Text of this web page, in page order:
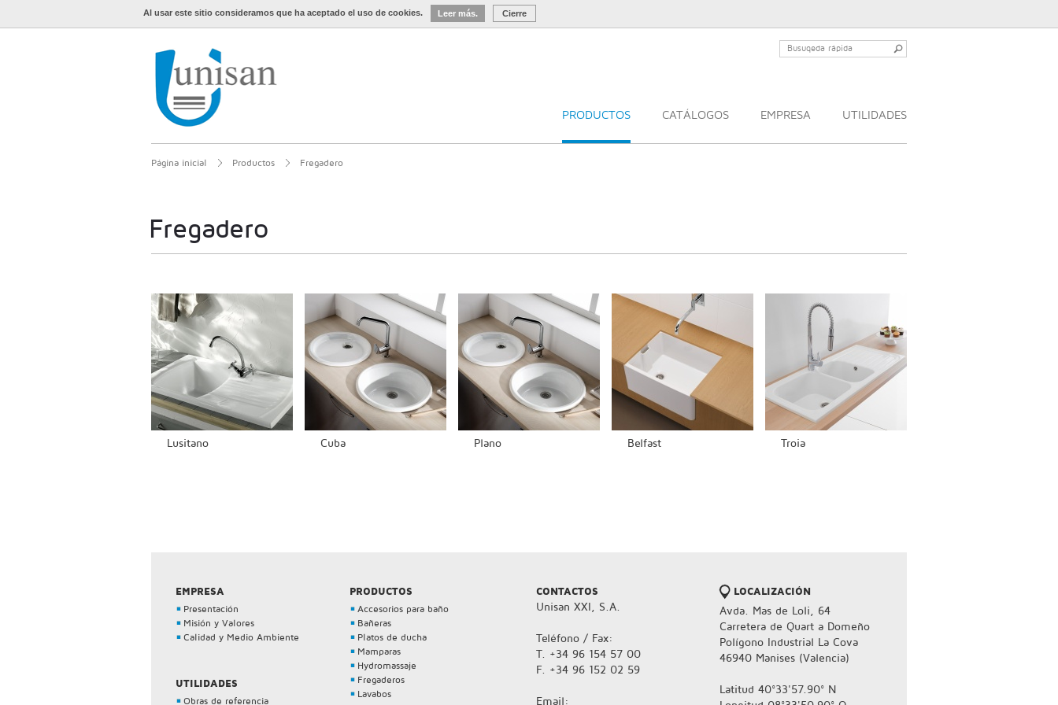
Al usar este sitio consideramos que ha aceptado el uso de cookies. Leer más. Cierre
PRODUCTOS CATÁLOGOS EMPRESA UTILIDADES
Página inicial Productos Fregadero
Fregadero
Lusitano Cuba Plano Belfast Troia
EMPRESA
Presentación
Misión y Valores
Calidad y Medio Ambiente
UTILIDADES
Obras de referencia
PRODUCTOS
Accesorios para baño
Bañeras
Platos de ducha
Mamparas
Hydromassaje
Fregaderos
Lavabos
CONTACTOS
Unisan XXI, S.A.
Teléfono / Fax:
T. +34 96 154 57 00
F. +34 96 152 02 59
Email:
LOCALIZACIÓN
Avda. Mas de Loli, 64
Carretera de Quart a Domeño
Polígono Industrial La Cova
46940 Manises (Valencia)
Latitud 40°33'57.90° N